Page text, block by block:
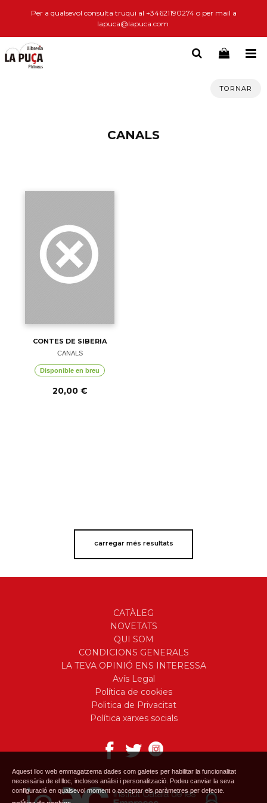
Per a qualsevol consulta truqui al +34621190274 o per mail a
lapuca@lapuca.com
TORNAR
CANALS
CONTES DE SIBERIA
CANALS
Disponible en breu
20,00 €
carregar més resultats
CATÀLEG
NOVETATS
QUI SOM
CONDICIONS GENERALS
LA TEVA OPINIÓ ENS INTERESSA
Avís Legal
Política de cookies
Politica de Privacitat
Política xarxes socials
Aquest lloc web emmagatzema dades com galetes per habilitar la funcionalitat
necessària de el lloc, inclosos anàlisi i personalització. Podeu canviar la seva
configuració en qualsevol moment o acceptar els paràmetres per defecte.